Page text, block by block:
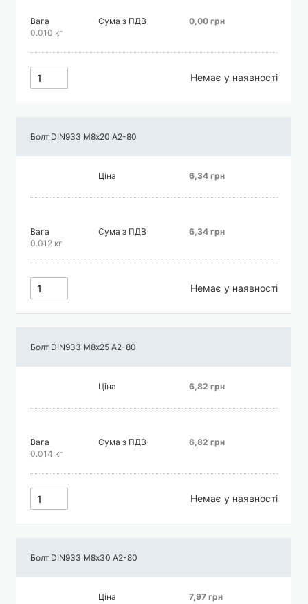
Вага
0.010 кг
Сума з ПДВ 0,00 грн
Немає у наявності
Болт DIN933 М8х20 А2-80
Ціна 6,34 грн
Вага
0.012 кг
Сума з ПДВ 6,34 грн
Немає у наявності
Болт DIN933 М8х25 А2-80
Ціна 6,82 грн
Вага
0.014 кг
Сума з ПДВ 6,82 грн
Немає у наявності
Болт DIN933 М8х30 А2-80
Ціна 7,97 грн